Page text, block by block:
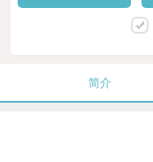
简介